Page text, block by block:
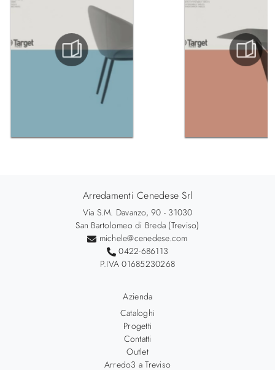
Arredamenti Cenedese Srl
Via S.M. Davanzo, 90 - 31030
San Bartolomeo di Breda (Treviso)
michele@cenedese.com
0422-686113
P.IVA 01685230268
Azienda
Cataloghi
Progetti
Contatti
Outlet
Arredo3 a Treviso